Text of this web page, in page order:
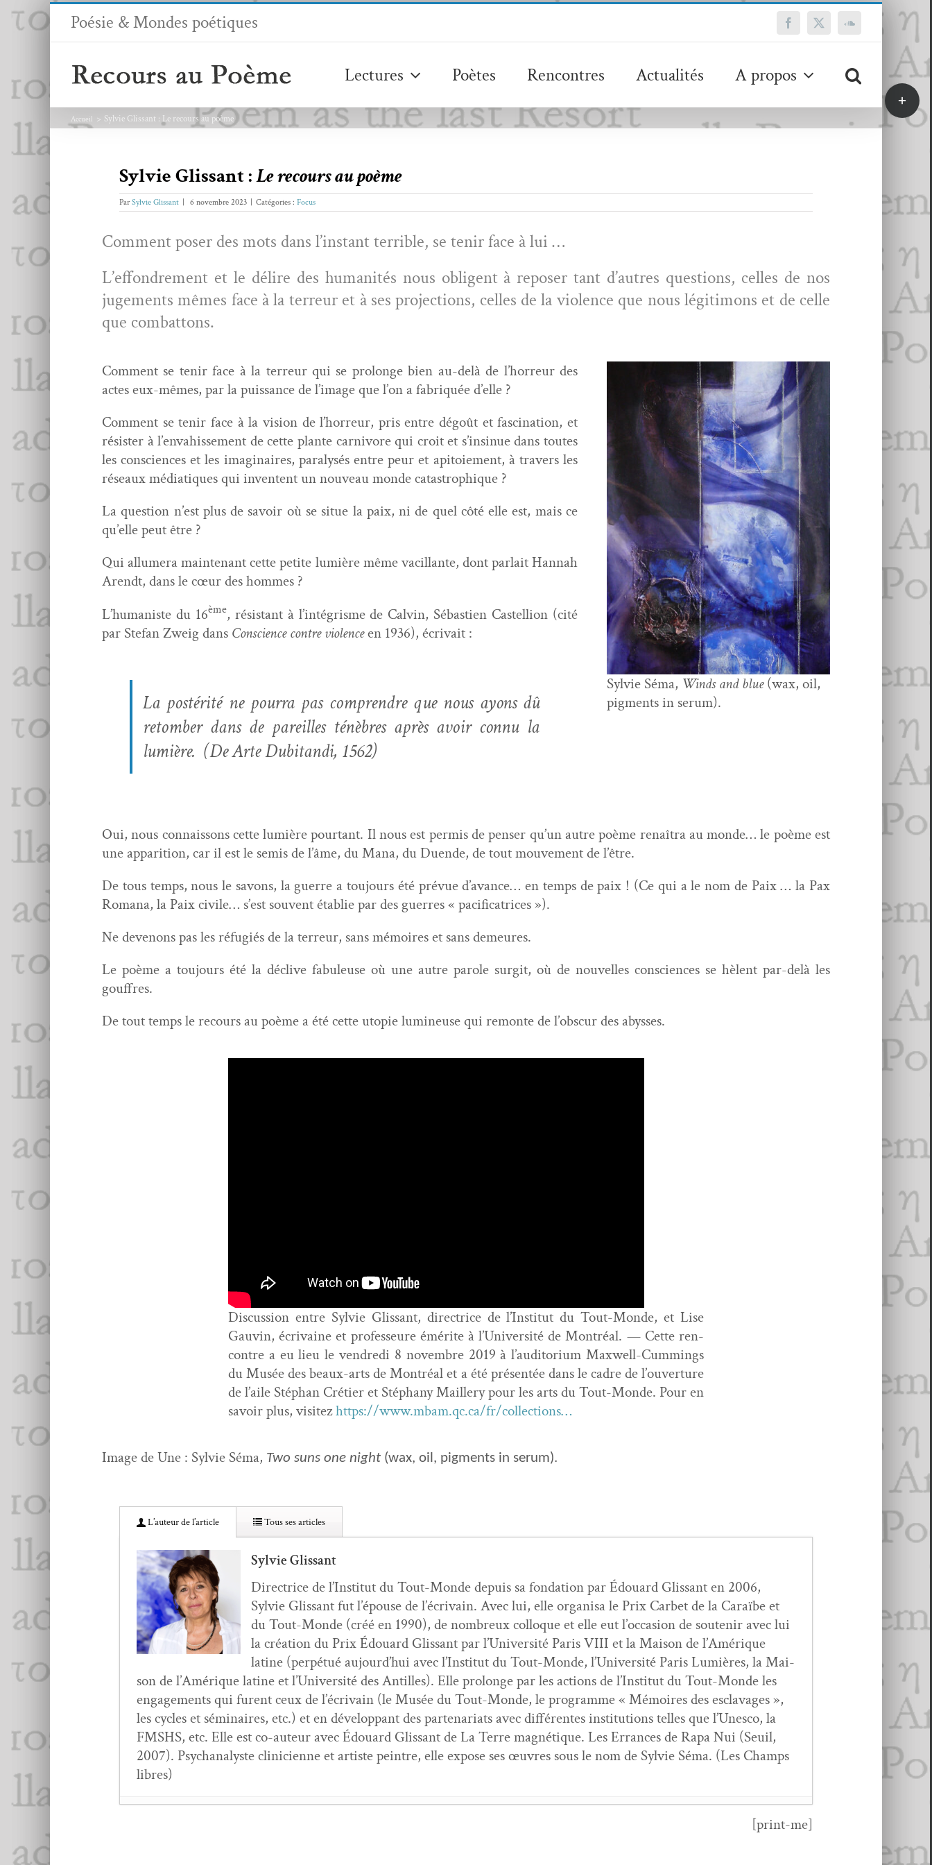
Passer
Poésie & Mondes poétiques Facebook
X SoundCloud
Lectures Poètes Rencontres Actualités A propos
Accueil Sylvie Glissant : Le recours au poème
Sylvie Glissant :Le recours au poème
ParSylvie Glissant 6 novembre 2023 Catégories : Focus
Com­ment pos­er des mots dans l’instant ter­ri­ble, se tenir face à lui …
L’effondrement et le délire des human­ités nous oblig­ent à repos­er tant d’autres ques­tions, celles de nos
juge­ments mêmes face à la ter­reur et à ses pro­jec­tions, celles de la vio­lence que nous légiti­mons et de celle
que combattons.
Com­ment se tenir face à la ter­reur qui se pro­longe bien au-delà de l’horreur des
actes eux-mêmes, par la puis­sance de l’image que l’on a fab­riquée d’elle ?
Com­ment se tenir face à la vision de l’horreur, pris entre dégoût et fas­ci­na­tion, et
résis­ter à l’envahissement de cette plante car­ni­vore qui croit et s’insinue dans toutes
les con­sciences et les imag­i­naires, paralysés entre peur et api­toiement, à tra­vers les
réseaux médi­a­tiques qui inven­tent un nou­veau monde catastrophique ?
La ques­tion n’est plus de savoir où se situe la paix, ni de quel côté elle est, mais ce
qu’elle peut être ?
Qui allumera main­tenant cette petite lumière même vac­il­lante, dont par­lait Han­nah
Arendt, dans le cœur des hommes ?
L’humaniste du 16ème, résis­tant à l’intégrisme de Calvin, Sébastien Castel­lion (cité
par Ste­fan Zweig dans Con­science con­tre vio­lenceen 1936), écrivait :
La postérité ne pour­ra pas com­pren­dre que nous ayons dû
retomber dans de pareilles ténèbres après avoir con­nu la
lumière. (De Arte Dubi­tan­di, 1562)
Sylvie Séma, Winds and blue(wax, oil,
pig­ments in serum).
Oui, nous con­nais­sons cette lumière pour­tant. Il nous est per­mis de penser qu’un autre poème renaî­tra au monde… le poème est
une appari­tion, car il est le semis de l’âme, du Mana, du Duende, de tout mou­ve­ment de l’être.
De tous temps, nous le savons, la guerre a tou­jours été prévue d’avance… en temps de paix ! (Ce qui a le nom de Paix … la Pax
Romana, la Paix civile… s’est sou­vent établie par des guer­res « pacificatrices »).
Ne devenons pas les réfugiés de la ter­reur, sans mémoires et sans demeures.
Le poème a tou­jours été la déclive fab­uleuse où une autre parole sur­git, où de nou­velles con­sciences se hèlent par-delà les
gouffres.
De tout temps le recours au poème a été cette utopie lumineuse qui remonte de l’obscur des abysses.
Dis­cus­sion entre Sylvie Glis­sant, direc­trice de l’Institut du Tout-Monde, et Lise
Gau­vin, écrivaine et pro­fesseure émérite à l’Université de Mon­tréal. — Cette ren­
con­tre a eu lieu le ven­dre­di 8 novem­bre 2019 à l’au­di­to­ri­um Maxwell-Cum­mings
du Musée des beaux-arts de Mon­tréal et a été présen­tée dans le cadre de l’ou­ver­ture
de l’aile Stéphan Créti­er et Stéphany Maillery pour les arts du Tout-Monde. Pour en
savoir plus, vis­itezhttps://www.mbam.qc.ca/fr/collections…
Image de Une : Sylvie Séma, Two suns one night (wax, oil, pig­ments in serum).
L’au­teur de l’article Tous ses articles
Sylvie Glissant
Direc­trice de l’Institut du Tout-Monde depuis sa fon­da­tion par Édouard Glis­sant en 2006,
Sylvie Glis­sant fut l’épouse de l’écrivain. Avec lui, elle organ­isa le Prix Car­bet de la Caraïbe et
du Tout-Monde (créé en 1990), de nom­breux col­loque et elle eut l’occasion de soutenir avec lui
la créa­tion du Prix Édouard Glis­sant par l’Université Paris VIII et la Mai­son de l’Amérique
latine (per­pé­tué aujourd’hui avec l’Institut du Tout-Monde, l’Université Paris Lumières, la Mai­
son de l’Amérique latine et l’Université des Antilles). Elle pro­longe par les actions de l’Institut du Tout-Monde les
engage­ments qui furent ceux de l’écrivain (le Musée du Tout-Monde, le pro­gramme « Mémoires des esclavages »,
les cycles et sémi­naires, etc.) et en dévelop­pant des parte­nar­i­ats avec dif­férentes insti­tu­tions telles que l’Unesco, la
FMSHS, etc. Elle est co-auteur avec Édouard Glis­sant de La Terre mag­né­tique. Les Errances de Rapa Nui (Seuil,
2007). Psy­ch­an­a­lyste clin­i­ci­enne et artiste pein­tre, elle expose ses œuvres sous le nom de Sylvie Séma. (Les Champs
libres)
[print-me]
Bascule
de
la
barre